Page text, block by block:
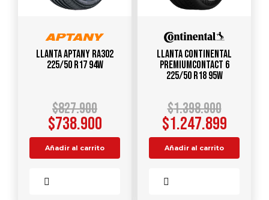
Llanta APTANY RA302
225/50 R17 94W
$827.900
$738.900
Añadir al carrito
Llanta CONTINENTAL
PremiumContact 6
225/50 R18 95W
$1.398.900
$1.247.899
Añadir al carrito